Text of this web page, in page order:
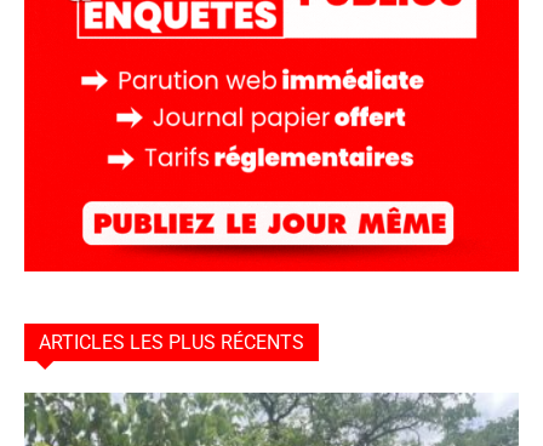
ARTICLES LES PLUS RÉCENTS